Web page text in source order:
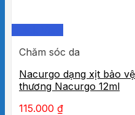
Chăm sóc da
Nacurgo dạng xịt bảo
thương Nacurgo 12ml
115.000 ₫